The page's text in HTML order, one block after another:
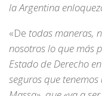
la Argentina
«De todas maneras,
nosotros lo que más
Estado de Derecho
seguros que